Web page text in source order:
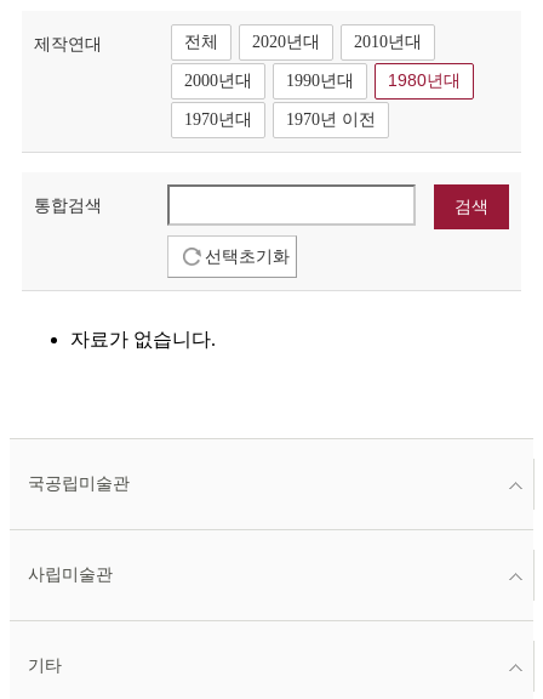
제작연대 전체 2020년대 2010년대
2000년대 1990년대 1980년대
1970년대 1970년 이전
통합검색
선택초기화
자료가 없습니다.
국공립미술관
사립미술관
기타